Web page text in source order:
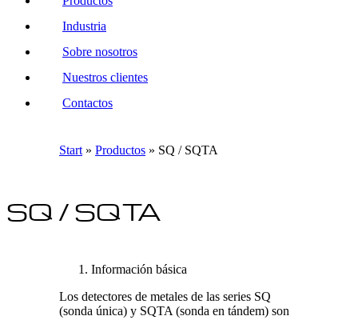
Industria
Sobre nosotros
Nuestros clientes
Contactos
Start » Productos » SQ / SQTA
SQ / SQTA
Información básica
Los detectores de metales de las series SQ
(sonda única) y SQTA (sonda en tándem) son